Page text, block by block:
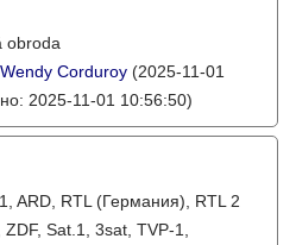
obroda
Wendy Corduroy (2025-11-01
2025-11-01 10:56:50)
ARD, RTL (Германия), RTL 2
Sat.1, 3sat, TVP-1,